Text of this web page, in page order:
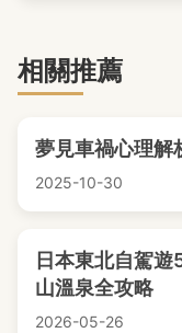
相關推薦
夢見車禍心理解
2025-10-30
日本東北自駕
山溫泉全攻略
2026-05-26